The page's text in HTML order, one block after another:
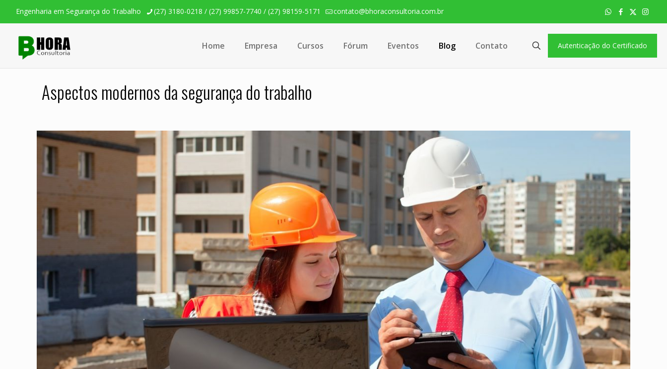
Engenharia em Segurança do Trabalho (27) 3180-0218 / (27) 99857-7740 / (27) 98159-5171 contato@bhoraconsultoria.com.br
Home Empresa Cursos Fórum Eventos Blog Contato Autenticação do Certificado
Aspectos modernos da segurança do trabalho